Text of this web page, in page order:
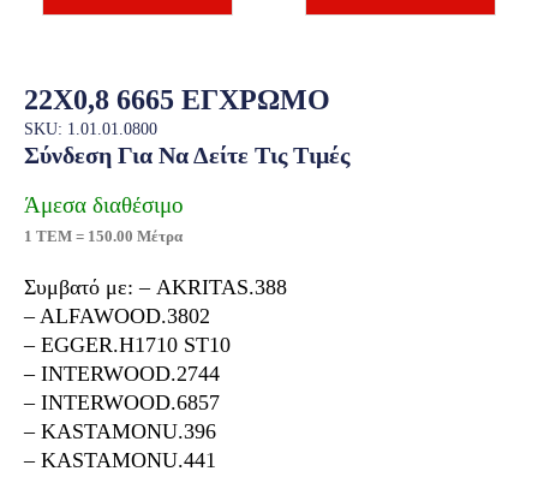
22X0,8 6665 ΕΓΧΡΩΜΟ
SKU: 1.01.01.0800
Σύνδεση Για Να Δείτε Τις Τιμές
Άμεσα διαθέσιμο
1 ΤΕΜ = 150.00 Μέτρα
Συμβατό με: – AKRITAS.388
– ALFAWOOD.3802
– EGGER.H1710 ST10
– INTERWOOD.2744
– INTERWOOD.6857
– KASTAMONU.396
– KASTAMONU.441